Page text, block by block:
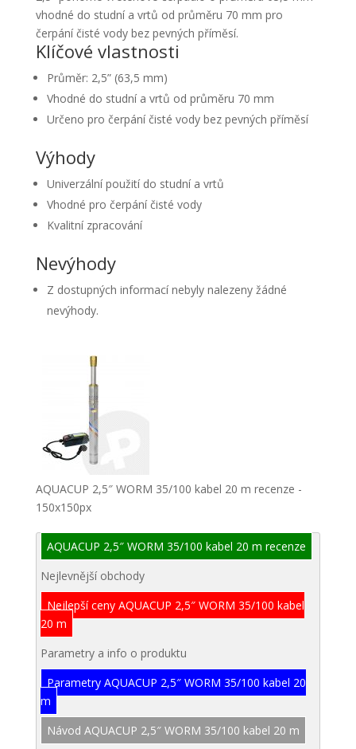
vhodné do studní a vrtů od průměru 70 mm pro
čerpání čisté vody bez pevných příměsí.
Klíčové vlastnosti
Průměr: 2,5” (63,5 mm)
Vhodné do studní a vrtů od průměru 70 mm
Určeno pro čerpání čisté vody bez pevných příměsí
Výhody
Univerzální použití do studní a vrtů
Vhodné pro čerpání čisté vody
Kvalitní zpracování
Nevýhody
Z dostupných informací nebyly nalezeny žádné
nevýhody.
AQUACUP 2,5″ WORM 35/100 kabel 20 m recenze -
150x150px
AQUACUP 2,5″ WORM 35/100 kabel 20 m recenze
Nejlevnější obchody
Nejlepší ceny AQUACUP 2,5″ WORM 35/100 kabel
20 m
Parametry a info o produktu
Parametry AQUACUP 2,5″ WORM 35/100 kabel 20
m
Návod AQUACUP 2,5″ WORM 35/100 kabel 20 m